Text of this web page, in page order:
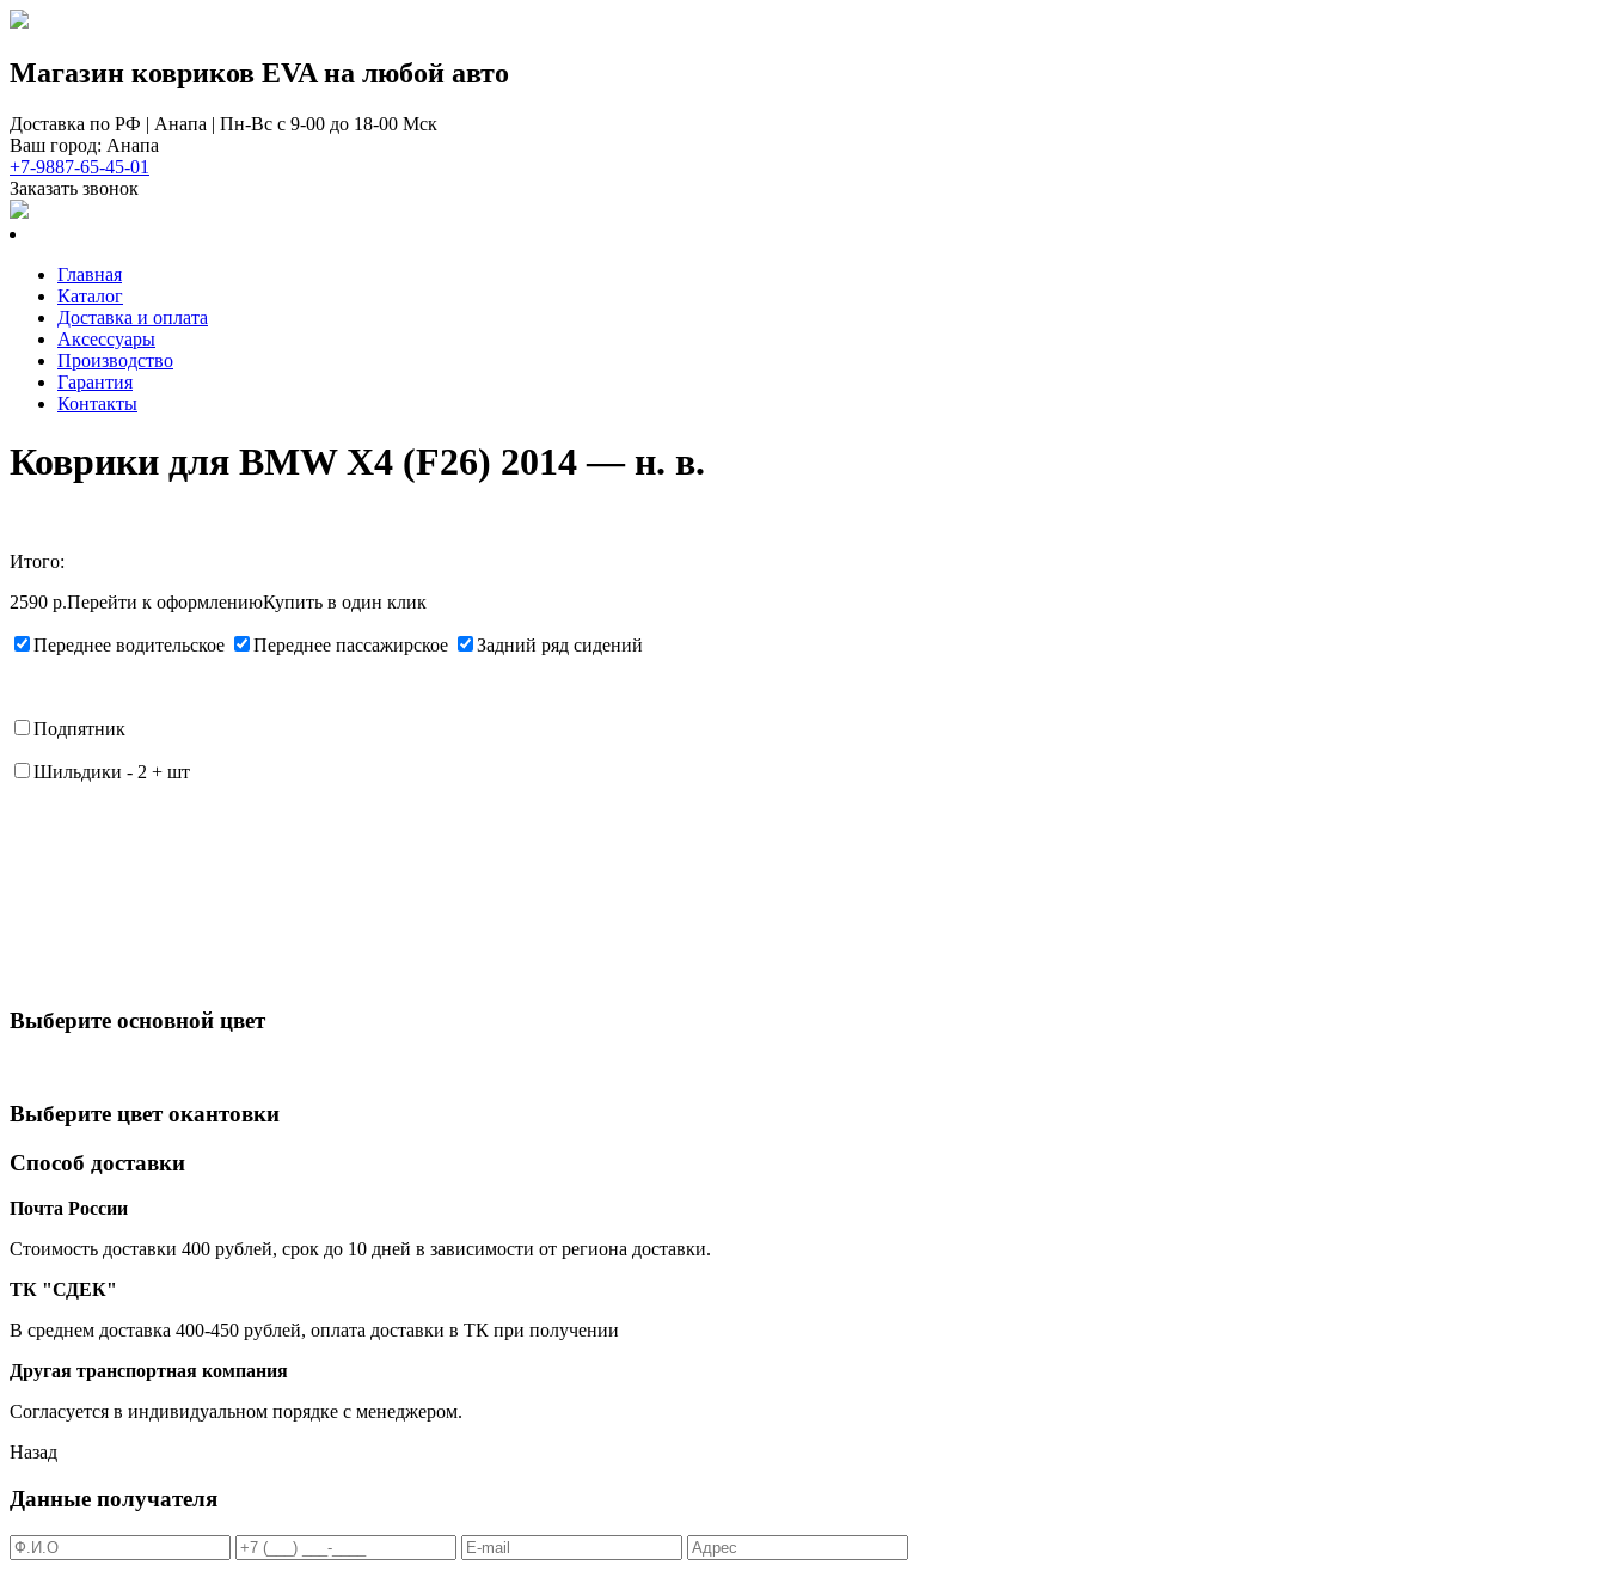
Магазин ковриков EVA ​на любой авто
Доставка по РФ | Анапа | Пн-Вс с 9-00 до 18-00 Мск
Ваш город: Анапа
+7-9887-65-45-01
Заказать звонок
Главная
Каталог
Доставка и оплата
Аксессуары
Производство
Гарантия
Контакты
Коврики для BMW Х4 (F26) 2014 — н. в.
Итого:
2590 р.Перейти к оформлениюКупить в один клик
Переднее водительское Переднее пассажирское Задний ряд сидений
Подпятник
Шильдики - 2 + шт
Выберите oсновной цвет
Выберите цвет окантовки
Способ доставки
Почта России
Cтоимость доставки 400 рублей, срок до 10 дней в зависимости от региона доставки.
ТК "СДЕК"
В среднем доставка 400-450 рублей, оплата доставки в ТК при получении
Другая транспортная компания
Согласуется в индивидуальном порядке с менеджером.
Назад
Данные получателя